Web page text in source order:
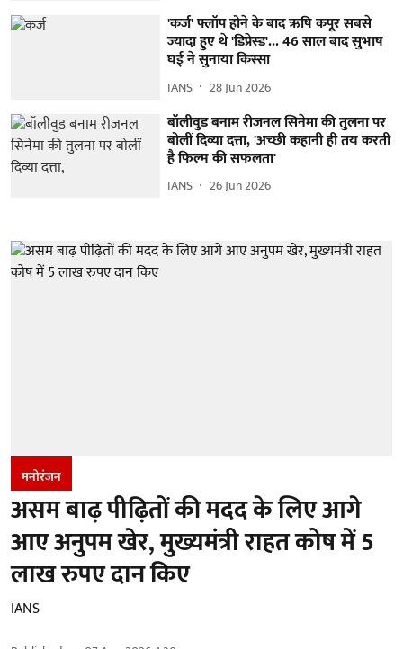
'कर्ज' फ्लॉप होने के बाद ऋषि कपूर सबसे
ज्यादा हुए थे 'डिप्रेस्ड'... 46 साल बाद सुभाष
घई ने सुनाया किस्सा
IANS 28 Jun 2026
बॉलीवुड बनाम रीजनल सिनेमा की तुलना पर
बोलीं दिव्या दत्ता, 'अच्छी कहानी ही तय करती
है फिल्म की सफलता'
IANS 26 Jun 2026
मनोरंजन
असम बाढ़ पीढ़ितों की मदद के लिए आगे
आए अनुपम खेर, मुख्यमंत्री राहत कोष में 5
लाख रुपए दान किए
IANS